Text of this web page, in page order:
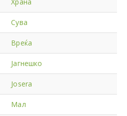
Сува
Вреќа
Јагнешко
Josera
Мал